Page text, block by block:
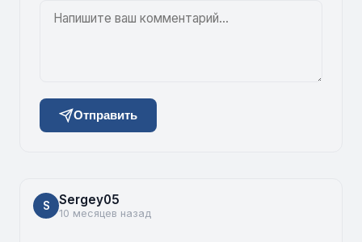
Отправить
S Sergey05
10 месяцев назад